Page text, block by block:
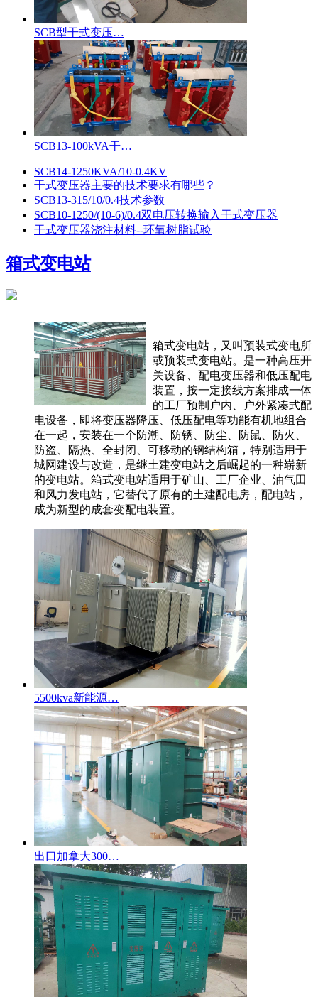
SCB型干式变压…
SCB13-100kVA干…
SCB14-1250KVA/10-0.4KV
干式变压器主要的技术要求有哪些？
SCB13-315/10/0.4技术参数
SCB10-1250/(10-6)/0.4双电压转换输入干式变压器
干式变压器浇注材料--环氧树脂试验
箱式变电站
箱式变电站，又叫预装式变电所
或预装式变电站。是一种高压开
关设备、配电变压器和低压配电
装置，按一定接线方案排成一体
的工厂预制户内、户外紧凑式配
电设备，即将变压器降压、低压配电等功能有机地组合
在一起，安装在一个防潮、防锈、防尘、防鼠、防火、
防盗、隔热、全封闭、可移动的钢结构箱，特别适用于
城网建设与改造，是继土建变电站之后崛起的一种崭新
的变电站。箱式变电站适用于矿山、工厂企业、油气田
和风力发电站，它替代了原有的土建配电房，配电站，
成为新型的成套变配电装置。
5500kva新能源…
出口加拿大300…